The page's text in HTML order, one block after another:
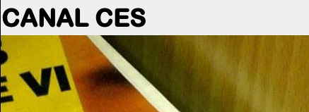
CANAL CES